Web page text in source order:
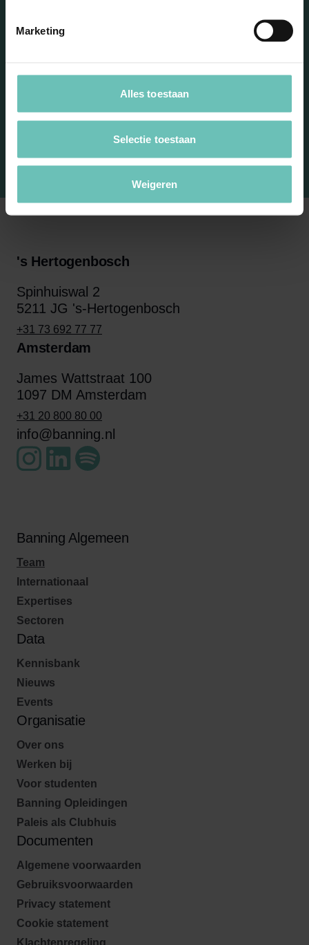
Marketing
Alles toestaan
Selectie toestaan
Weigeren
's Hertogenbosch
Spinhuiswal 2
5211 JG 's-Hertogenbosch
+31 73 692 77 77
Amsterdam
James Wattstraat 100
1097 DM Amsterdam
+31 20 800 80 00
info@banning.nl
Banning Algemeen
Team
Internationaal
Expertises
Sectoren
Data
Kennisbank
Nieuws
Events
Organisatie
Over ons
Werken bij
Voor studenten
Banning Opleidingen
Paleis als Clubhuis
Documenten
Algemene voorwaarden
Gebruiksvoorwaarden
Privacy statement
Cookie statement
Klachtenregeling